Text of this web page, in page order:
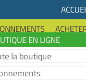
EN LIGNE
la boutique